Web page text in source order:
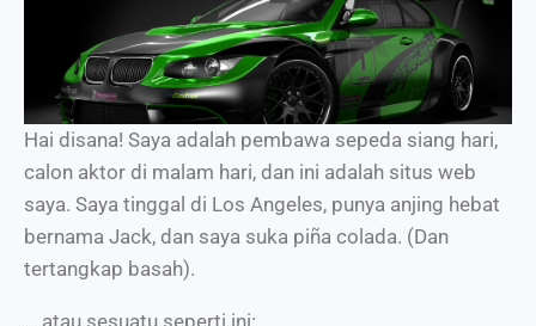
Hai disana! Saya adalah pembawa sepeda siang hari,
calon aktor di malam hari, dan ini adalah situs web
saya. Saya tinggal di Los Angeles, punya anjing hebat
bernama Jack, dan saya suka piña colada. (Dan
tertangkap basah).
… atau sesuatu seperti ini: